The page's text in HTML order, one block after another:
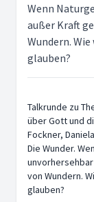
Wenn
außer Kraft
Wundern.
glauben?
Talkrunde zu
über Gott und
Fockner,
Die Wunder.
von Wundern.
glauben?